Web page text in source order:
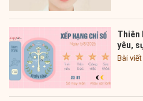
Thiên
yêu,
Bài viết